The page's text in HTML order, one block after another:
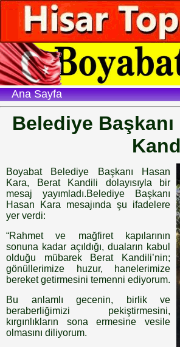
Ana Sayfa
Belediye
Boyabat Belediye Başkanı Hasan
Kara, Berat Kandili dolayısıyla bir
mesaj yayımladı.Belediye Başkanı
Hasan Kara mesajında şu ifadelere
yer verdi:
“Rahmet ve mağfiret kapılarının
sonuna kadar açıldığı, duaların kabul
olduğu mübarek Berat Kandili’nin;
gönüllerimize huzur, hanelerimize
bereket getirmesini temenni ediyorum.
Bu anlamlı gecenin, birlik ve
beraberliğimizi pekiştirmesini,
kırgınlıkların sona ermesine vesile
olmasını diliyorum.